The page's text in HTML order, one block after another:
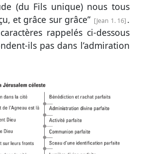
(du Fils unique) nous tous
et grâce sur grâce”
Jean 1. 16 .
rappelés ci-dessous
ils pas dans l’admiration